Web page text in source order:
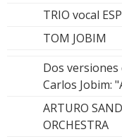
TRIO vocal
TOM JOBIM
Dos
Carlos Jobim:
ARTURO
ORCHESTRA